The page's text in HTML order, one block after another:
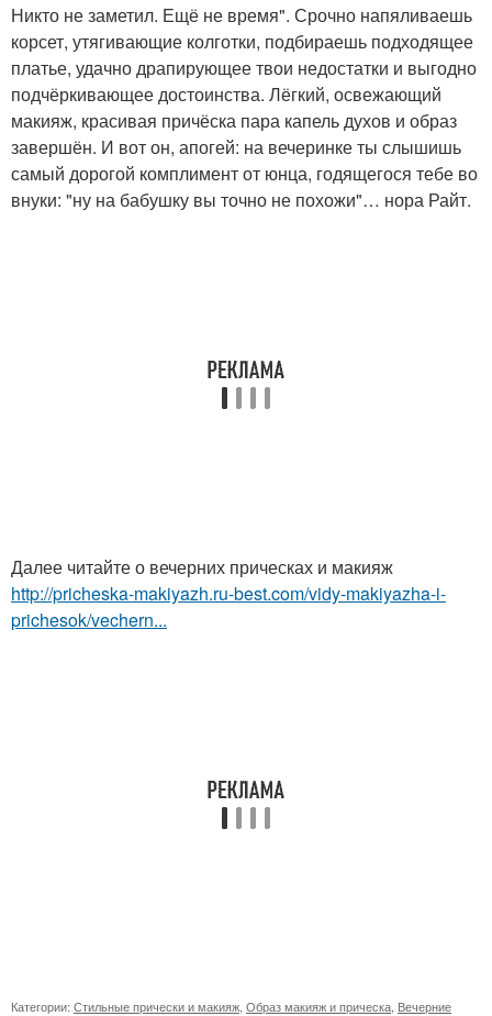
Никто не заметил. Ещё не время". Срочно напяливаешь
корсет, утягивающие колготки, подбираешь подходящее
платье, удачно драпирующее твои недостатки и выгодно
подчёркивающее достоинства. Лёгкий, освежающий
макияж, красивая причёска пара капель духов и образ
завершён. И вот он, апогей: на вечеринке ты слышишь
самый дорогой комплимент от юнца, годящегося тебе во
внуки: "ну на бабушку вы точно не похожи"… нора Райт.
Далее читайте о вечерних прическах и макияж
http://pricheska-makiyazh.ru-best.com/vidy-makiyazha-i-
prichesok/vechern...
Категории: Стильные прически и макияж Образ макияж и прическа Вечерние